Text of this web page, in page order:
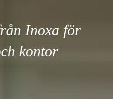
Inoxa för
kontor